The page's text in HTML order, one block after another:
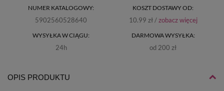
NUMER KATALOGOWY:
5902560528640
WYSYŁKA W CIĄGU:
24h
KOSZT DOSTAWY OD:
10.99 zł /zobacz więcej
DARMOWA WYSYŁKA:
od 200 zł
OPIS PRODUKTU